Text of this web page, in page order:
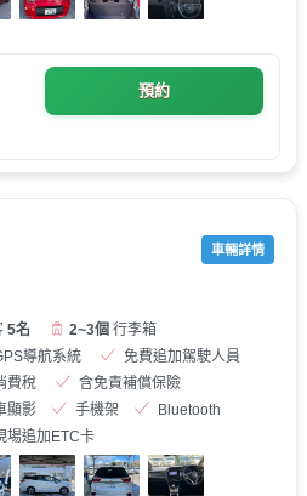
預約
車輛詳情
5名 2~3個 行李箱
導航系統
免費追加駕駛人員
費稅
含免責補償保險
顯影
手機架
Bluetooth
場追加ETC卡